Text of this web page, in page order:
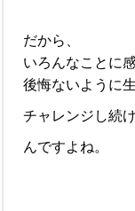
だから、
いろんなことに
後悔ないように
チャレンジし続
んですよね。